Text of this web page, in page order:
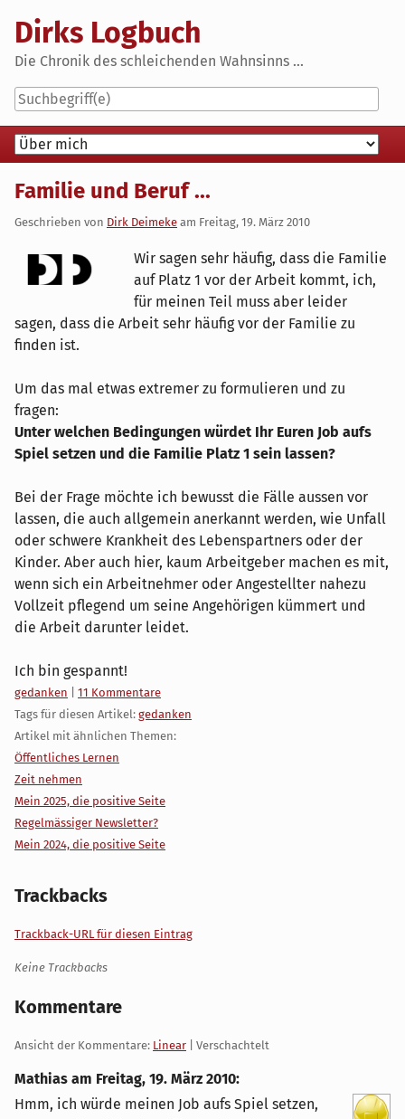
content
Dirks Logbuch
Die Chronik des schleichenden Wahnsinns ...
Navigation
Familie und Beruf ...
Geschrieben von Dirk Deimeke am Freitag, 19. März 2010
Wir sagen sehr häufig, dass die Familie
auf Platz 1 vor der Arbeit kommt, ich,
für meinen Teil muss aber leider
sagen, dass die Arbeit sehr häufig vor der Familie zu
finden ist.
Um das mal etwas extremer zu formulieren und zu
fragen:
Unter welchen Bedingungen würdet Ihr Euren Job aufs
Spiel setzen und die Familie Platz 1 sein lassen?
Bei der Frage möchte ich bewusst die Fälle aussen vor
lassen, die auch allgemein anerkannt werden, wie Unfall
oder schwere Krankheit des Lebenspartners oder der
Kinder. Aber auch hier, kaum Arbeitgeber machen es mit,
wenn sich ein Arbeitnehmer oder Angestellter nahezu
Vollzeit pflegend um seine Angehörigen kümmert und
die Arbeit darunter leidet.
Ich bin gespannt!
Kategorien:
gedanken
11 Kommentare
Tags für diesen Artikel: gedanken
Artikel mit ähnlichen Themen:
Öffentliches Lernen
Zeit nehmen
Mein 2025, die positive Seite
Regelmässiger Newsletter?
Mein 2024, die positive Seite
Trackbacks
Trackback-URL für diesen Eintrag
Keine Trackbacks
Kommentare
Ansicht der Kommentare: Linear | Verschachtelt
Mathias am Freitag, 19. März 2010:
Hmm, ich würde meinen Job aufs Spiel setzen,